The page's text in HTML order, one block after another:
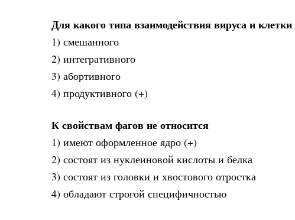
Для какого типа взаимодействия вируса и
1) смешанного
2) интегративного
3) абортивного
4) продуктивного (+)
К свойствам фагов не относится
1) имеют оформленное ядро (+)
2) состоят из нуклеиновой кислоты и белка
3) состоят из головки и хвостового отростка
4) обладают строгой специфичностью